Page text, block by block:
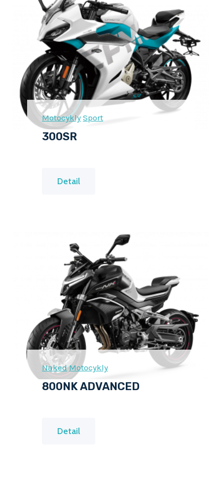
P
E
M
I
U
M
Motocykly Sport
300SR
Detail3
Naked Motocykly
800NK ADVANCED
Detail